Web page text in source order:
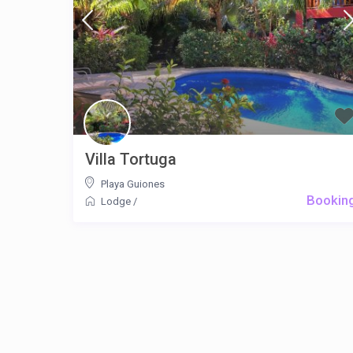
Villa Tortuga
Playa Guiones
Lodge/